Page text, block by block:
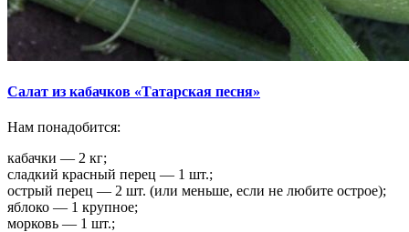
Салат из кабачков «Татарская песня»
Нам понадобится:
кабачки — 2 кг;
сладкий красный перец — 1 шт.;
острый перец — 2 шт. (или меньше, если не любите острое);
яблоко — 1 крупное;
морковь — 1 шт.;